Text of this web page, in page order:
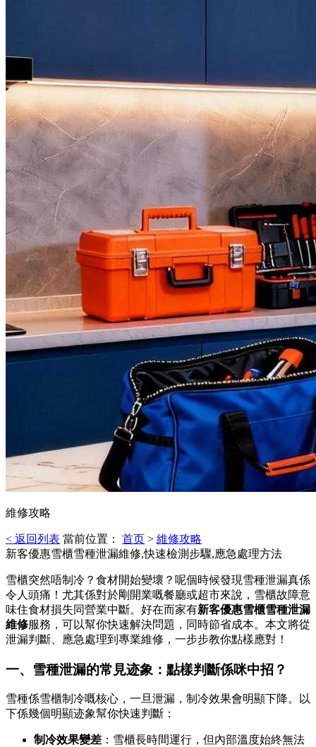
維修攻略
< 返回列表 當前位置： 首页 > 維修攻略
新客優惠雪櫃雪種泄漏維修,快速檢測步驟,應急處理方法
雪櫃突然唔制冷？食材開始變壞？呢個時候發現雪種泄漏真係
令人頭痛！尤其係對於剛開業嘅餐廳或超市來說，雪櫃故障意
味住食材損失同營業中斷。好在而家有新客優惠雪櫃雪種泄漏
維修服務，可以幫你快速解決問題，同時節省成本。本文將從
泄漏判斷、應急處理到專業維修，一步步教你點樣應對！
一、雪種泄漏的常見迹象：點樣判斷係咪中招？
雪種係雪櫃制冷嘅核心，一旦泄漏，制冷效果會明顯下降。以
下係幾個明顯迹象幫你快速判斷：
制冷效果變差 ：雪櫃長時間運行，但內部溫度始終無法